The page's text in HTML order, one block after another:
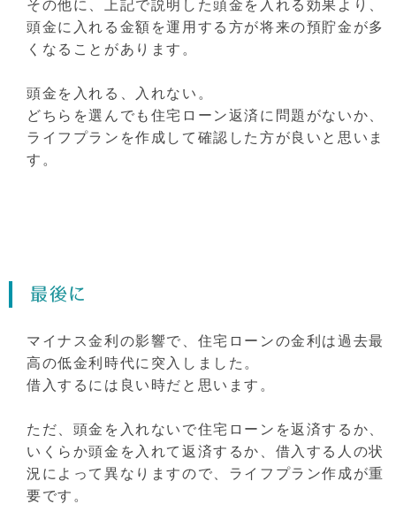
その他に、上記で説明した頭金を入れる効果より、
頭金に入れる金額を運用する方が将来の預貯金が多
くなることがあります。
頭金を入れる、入れない。
どちらを選んでも住宅ローン返済に問題がないか、
ライフプランを作成して確認した方が良いと思いま
す。
最後に
マイナス金利の影響で、住宅ローンの金利は過去最
高の低金利時代に突入しました。
借入するには良い時だと思います。
ただ、頭金を入れないで住宅ローンを返済するか、
いくらか頭金を入れて返済するか、借入する人の状
況によって異なりますので、ライフプラン作成が重
要です。